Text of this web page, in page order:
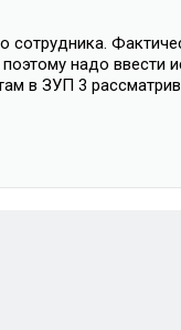
сотрудника.
надо ввести
в ЗУП 3